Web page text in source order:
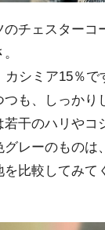
チェスターコ
シミア15％で
も、しっかり
干のハリやコ
レーのものは
比較してみて